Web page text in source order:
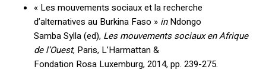
« Les mouvements sociaux et la recherche
d’alternatives au Burkina Faso » inNdongo
Samba Sylla (ed), Les mouvements sociaux en Afrique
de l’Ouest, Paris, L’Harmattan &
Fondation Rosa Luxemburg, 2014, pp. 239-275.